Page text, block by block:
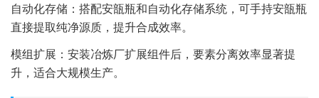
自动化存储：搭配安瓿瓶和自动化存储系统，可手持安瓿瓶
直接提取纯净源质，提升合成效率。
模组扩展：安装冶炼厂扩展组件后，要素分离效率显著提
升，适合大规模生产。